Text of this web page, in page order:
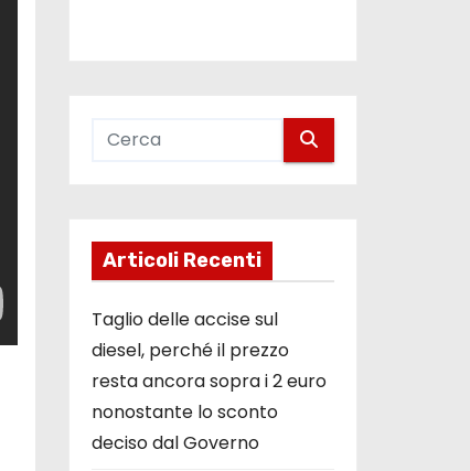
Articoli Recenti
Taglio delle accise sul
diesel, perché il prezzo
resta ancora sopra i 2 euro
nonostante lo sconto
deciso dal Governo